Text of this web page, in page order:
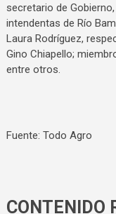
secretario de
intendentas de Río
Laura Rodríguez,
Gino Chiapello;
entre otros.
Fuente: Todo Agro
CONTENIDO